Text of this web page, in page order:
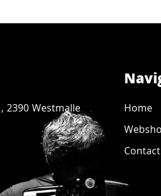
2390 Westmalle
Home
Contact